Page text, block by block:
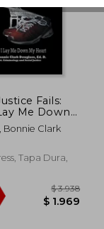
$
$
Fails:
Me Down
(en Inglés)
Bonnie Clark
Tapa Dura,